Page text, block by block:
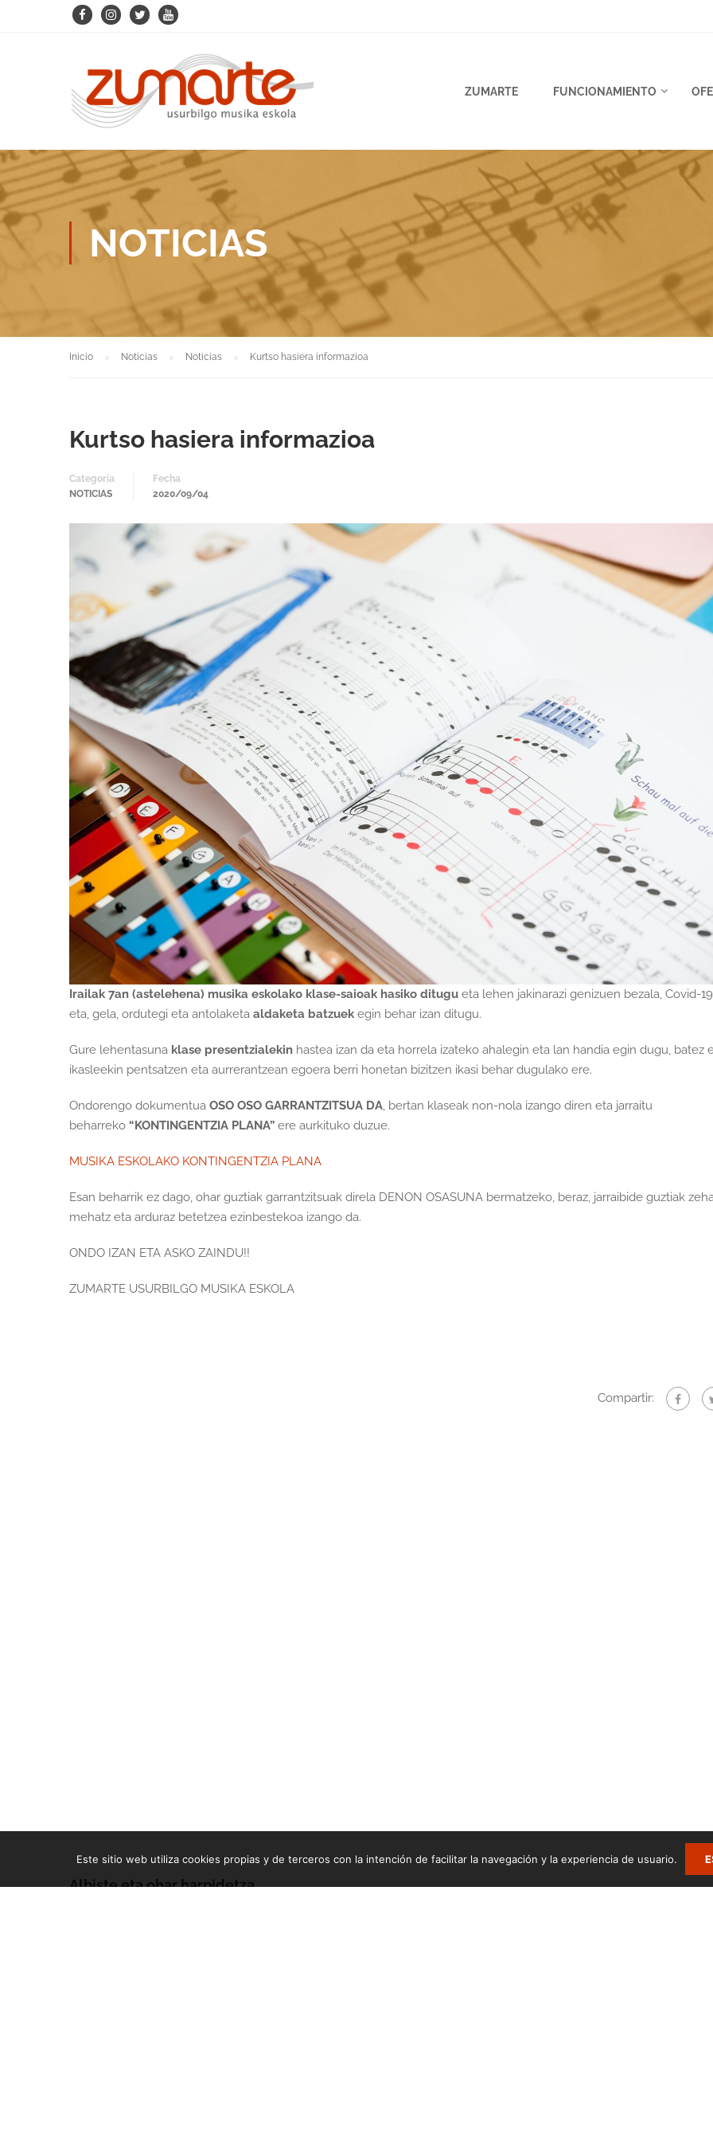
ZUMARTE FUNCIONAMIENTO
NOTICIAS
Inicio Noticias Noticias Kurtso hasiera informazioa
Kurtso hasiera informazioa
Categoría
NOTICIAS
Fecha
2020/09/04
Irailak 7an (astelehena) musika eskolako klase-saioak hasiko ditugu eta lehen jakinarazi genizuen bezala, Covid-
eta, gela, ordutegi eta antolaketa aldaketa batzuek egin behar izan ditugu.
Gure lehentasuna klase presentzialekin hastea izan da eta horrela izateko ahalegin eta lan handia egin dugu, batez
ikasleekin pentsatzen eta aurrerantzean egoera berri honetan bizitzen ikasi behar dugulako ere.
Ondorengo dokumentua OSO OSO GARRANTZITSUA DA, bertan klaseak non-nola izango diren eta jarraitu
beharreko “KONTINGENTZIA PLANA” ere aurkituko duzue.
MUSIKA ESKOLAKO KONTINGENTZIA PLANA
Esan beharrik ez dago, ohar guztiak garrantzitsuak direla DENON OSASUNA bermatzeko, beraz, jarraibide guztiak
mehatz eta arduraz betetzea ezinbestekoa izango da.
ONDO IZAN ETA ASKO ZAINDU!!
ZUMARTE USURBILGO MUSIKA ESKOLA
Compartir:
Albiste eta ohar harpidetza
Este sitio web utiliza cookies propias y de terceros con la intención de facilitar la navegación y la experiencia de usuario.